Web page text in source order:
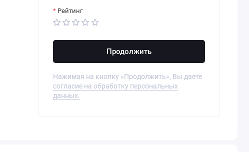
Рейтинг
Продолжить
Нажимая на кнопку «Продолжить», Вы даете
согласие на обработку персональных
данных.